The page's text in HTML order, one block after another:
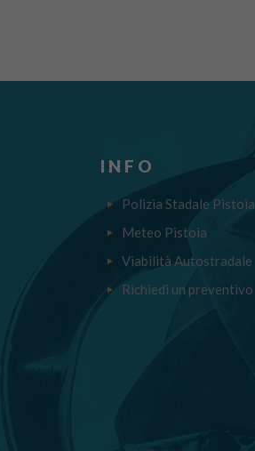
INFO
Polizia Stadale Pistoia
Meteo Pistoia
Viabilità Autostradale
Richiedi un preventivo